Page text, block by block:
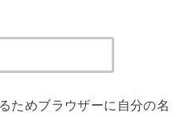
ためブラウザーに自分の名